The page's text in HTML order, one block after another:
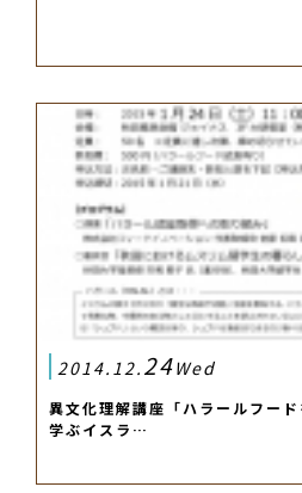
2014.12. 24Wed
異文化理解講座「ハラールフー
学ぶイスラ…